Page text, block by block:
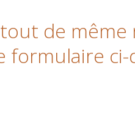
de
formulaire ci-